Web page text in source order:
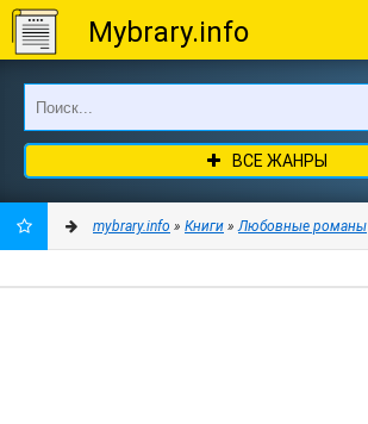
Mybrary.info
ВСЕ ЖАНРЫ
mybrary.info » Книги »Любовные романы